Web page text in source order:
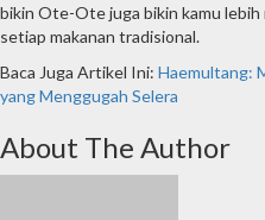
bikin Ote-Ote juga bikin kamu
setiap makanan tradisional.
Baca Juga Artikel Ini: Haemultang:
yang Menggugah Selera
About The Author